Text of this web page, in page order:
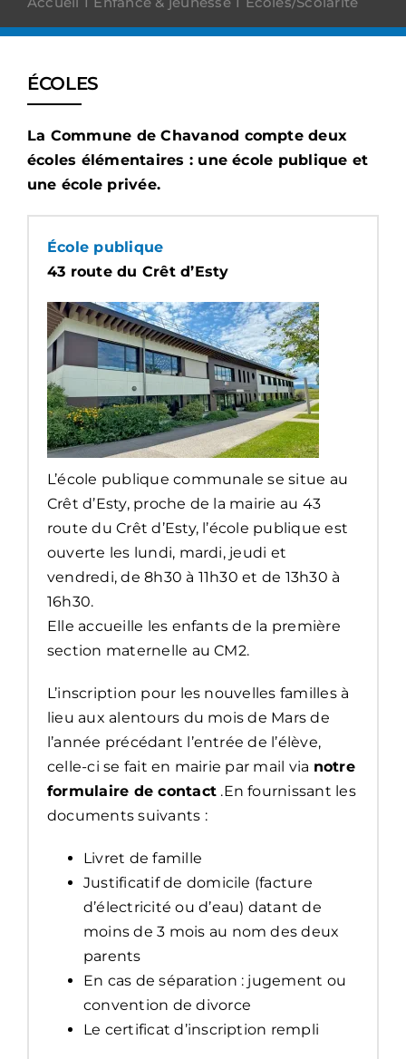
ÉCOLES
La Commune de Chavanod compte deux
écoles élémentaires : une école publique et
une école privée.
École publique
43 route du Crêt d’Esty
L’école publique communale se situe au
Crêt d’Esty, proche de la mairie au 43
route du Crêt d’Esty, l’école publique est
ouverte les lundi, mardi, jeudi et
vendredi, de 8h30 à 11h30 et de 13h30 à
16h30.
Elle accueille les enfants de la première
section maternelle au CM2.
L’inscription pour les nouvelles familles à
lieu aux alentours du mois de Mars de
l’année précédant l’entrée de l’élève,
celle-ci se fait en mairie par mail via notre
formulaire de contact .En fournissant les
documents suivants :
Livret de famille
Justificatif de domicile (facture
d’électricité ou d’eau) datant de
moins de 3 mois au nom des deux
parents
En cas de séparation : jugement ou
convention de divorce
Le certificat d’inscription rempli